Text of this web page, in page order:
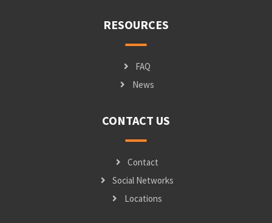
RESOURCES
FAQ
News
CONTACT US
Contact
Social Networks
Locations